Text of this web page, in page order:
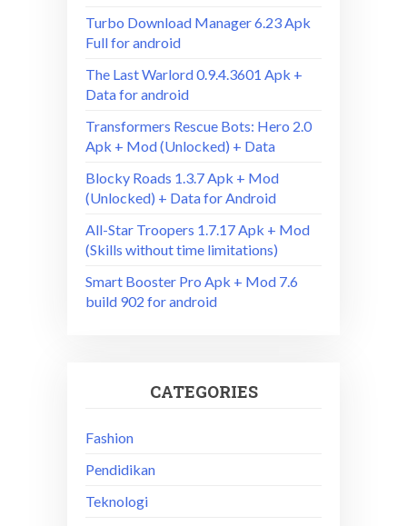
Turbo Download Manager 6.23 Apk
Full for android
The Last Warlord 0.9.4.3601 Apk +
Data for android
Transformers Rescue Bots: Hero 2.0
Apk + Mod (Unlocked) + Data
Blocky Roads 1.3.7 Apk + Mod
(Unlocked) + Data for Android
All-Star Troopers 1.7.17 Apk + Mod
(Skills without time limitations)
Smart Booster Pro Apk + Mod 7.6
build 902 for android
CATEGORIES
Fashion
Pendidikan
Teknologi